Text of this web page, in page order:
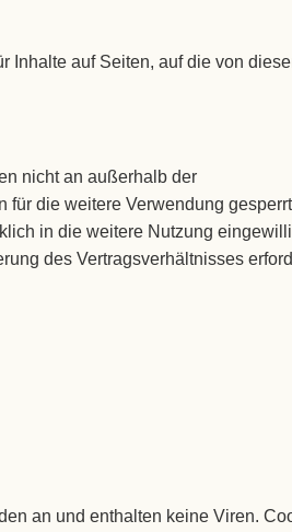
Inhalte auf Seiten, auf die von
nicht an außerhalb der
die weitere Verwendung
in die weitere Nutzung
des Vertragsverhältnisses
an und enthalten keine Viren.